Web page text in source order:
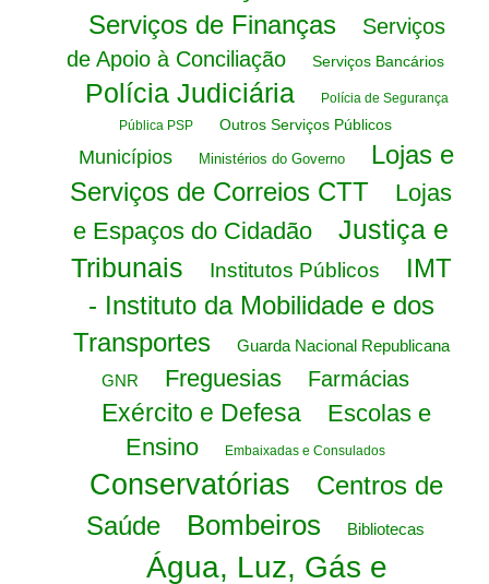
Serviços de Finanças
Serviços
de Apoio à Conciliação
Serviços Bancários
Polícia Judiciária
Polícia de Segurança
Pública PSP
Outros Serviços Públicos
Municípios Ministérios do Governo
Lojas e
Serviços de Correios CTT
Lojas
e Espaços do Cidadão
Justiça e
Tribunais
Institutos Públicos
IMT
- Instituto da Mobilidade e dos
Transportes
Guarda Nacional Republicana
GNR
Freguesias Farmácias
Exército e Defesa
Escolas e
Ensino
Embaixadas e Consulados
Conservatórias
Centros de
Saúde
Bombeiros Bibliotecas
Água, Luz, Gás e